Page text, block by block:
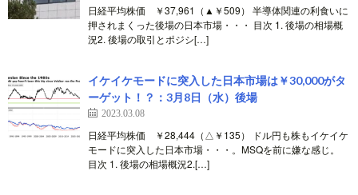
日経平均株価 ￥37,961（▲￥509） 半導体関連の利食いに
押されまくった後場の日本市場・・・ 目次 1. 後場の相場概
況2. 後場の取引とポジシ[…]
イケイケモードに突入した日本市場は￥30,000がタ
ーゲット！？：3月8日（水）後場
2023.03.08
日経平均株価 ￥28,444（△￥135） ドル円も株もイケイケ
モードに突入した日本市場・・・。MSQを前に嫌な感じ。
目次 1. 後場の相場概況2.[…]